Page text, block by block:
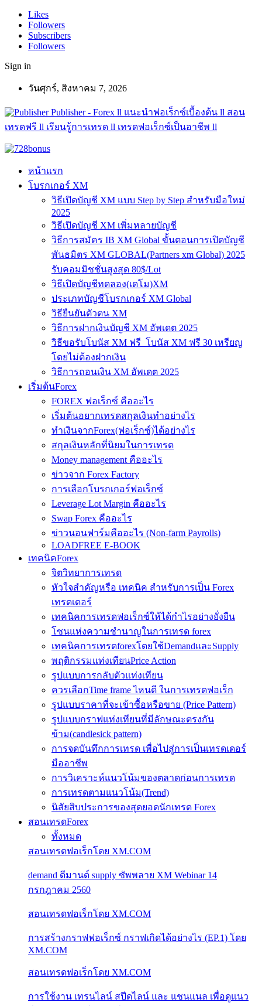
Likes
Followers
Subscribers
Followers
Sign in
วันศุกร์, สิงหาคม 7, 2026
Publisher - Forex ll แนะนำฟอเร็กซ์เบื้องต้น ll สอน
เทรดฟรี ll เรียนรู้การเทรด ll เทรดฟอเร็กซ์เป็นอาชีพ ll
หน้าแรก
โบรกเกอร์ XM
วิธีเปิดบัญชี XM แบบ Step by Step สำหรับมือใหม่
2025
วิธีเปิดบัญชี XM เพิ่มหลายบัญชี
วิธีการสมัคร IB XM Global ขั้นตอนการเปิดบัญชี
พันธมิตร XM GLOBAL(Partners xm Global) 2025
รับคอมมิชชั่นสูงสุด 80$/Lot
วิธีเปิดบัญชีทดลอง(เดโม)XM
ประเภทบัญชีโบรกเกอร์ XM Global
วิธียืนยันตัวตน XM
วิธีการฝากเงินบัญชี XM อัพเดต 2025
วิธีขอรับโบนัส XM ฟรี โบนัส XM ฟรี 30 เหรียญ
โดยไม่ต้องฝากเงิน
วิธีการถอนเงิน XM อัพเดต 2025
เริ่มต้นForex
FOREX ฟอเร็กซ์ คืออะไร
เริ่มต้นอยากเทรดสกุลเงินทำอย่างไร
ทำเงินจากForex(ฟอเร็กซ์)ได้อย่างไร
สกุลเงินหลักที่นิยมในการเทรด
Money management คืออะไร
ข่าวจาก Forex Factory
การเลือกโบรกเกอร์ฟอเร็กซ์
Leverage Lot Margin คืออะไร
Swap Forex คืออะไร
ข่าวนอนฟาร์มคืออะไร (Non-farm Payrolls)
LOADFREE E-BOOK
เทคนิคForex
จิตวิทยาการเทรด
หัวใจสำคัญหรือ เทคนิค สำหรับการเป็น Forex
เทรดเดอร์
เทคนิคการเทรดฟอเร็กซ์ให้ได้กำไรอย่างยั่งยืน
โซนแห่งความชำนาญในการเทรด forex
เทคนิคการเทรดforexโดยใช้DemandและSupply
พฤติกรรมแท่งเทียนPrice Action
รูปแบบการกลับตัวแท่งเทียน
ควรเลือกTime frame ไหนดี ในการเทรดฟอเร็ก
รูปแบบราคาที่จะเข้าซื้อหรือขาย (Price Pattern)
รูปแบบกราฟแท่งเทียนที่มีลักษณะตรงกัน
ข้าม(candlesick pattern)
การจดบันทึกการเทรด เพื่อไปสู่การเป็นเทรดเดอร์
มืออาชีพ
การวิเคราะห์แนวโน้มของตลาดก่อนการเทรด
การเทรดตามแนวโน้ม(Trend)
นิสัยสิบประการของสุดยอดนักเทรด Forex
สอนเทรดForex
ทั้งหมด
สอนเทรดฟอเร็กโดย XM.COM
demand ดีมานด์ supply ซัพพลาย XM Webinar 14
กรกฎาคม 2560
สอนเทรดฟอเร็กโดย XM.COM
การสร้างกราฟฟอเร็กซ์ กราฟเกิดได้อย่างไร (EP.1) โดย
XM.COM
สอนเทรดฟอเร็กโดย XM.COM
การใช้งาน เทรนไลน์ สปีดไลน์ และ แชนแนล เพื่อดูแนว